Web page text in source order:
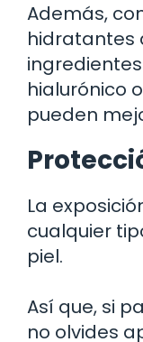
Además,
hidratantes
hialurónico
pueden
La
cualquier
piel.
Así que, si
no olvides